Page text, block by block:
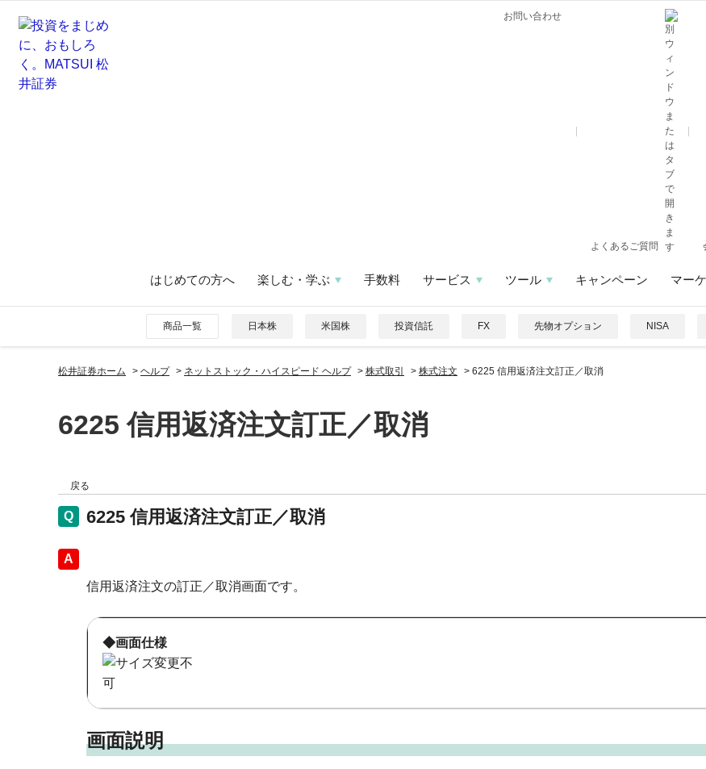
お問い合わせ
よくあるご質問
はじめての方へ 楽しむ・学ぶ 手数料 サービス ツール キャンペーン マー
商品一覧 日本株 米国株 投資信託 FX 先物オプション NISA
松井証券ホーム > ヘルプ > ネットストック・ハイスピード ヘルプ > 株式取引 > 株式注文 > 6225 信用返済注文訂正／取消
6225 信用返済注文訂正／取消
戻る
6225 信用返済注文訂正／取消
回答
信用返済注文の訂正／取消画面です。
◆画面仕様
画面説明